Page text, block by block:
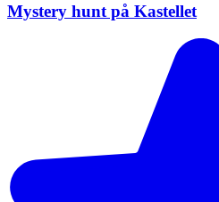
Mystery hunt på Kastellet